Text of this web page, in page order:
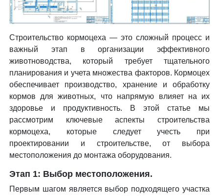
Строительство кормоцеха — это сложный процесс и
важный этап в организации эффективного
животноводства, который требует тщательного
планирования и учета множества факторов. Кормоцех
обеспечивает производство, хранение и обработку
кормов для животных, что напрямую влияет на их
здоровье и продуктивность. В этой статье мы
рассмотрим ключевые аспекты строительства
кормоцеха, которые следует учесть при
проектировании и строительстве, от выбора
местоположения до монтажа оборудования.
Этап 1: Выбор местоположения.
Первым шагом является выбор подходящего участка